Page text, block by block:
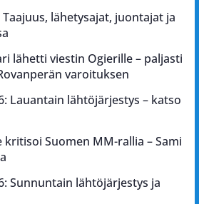
Taajuus, lähetysajat, juontajat ja
lähetti viestin Ogierille – paljasti
varoituksen
Lauantain lähtöjärjestys – katso
kritisoi Suomen MM-rallia – Sami
Sunnuntain lähtöjärjestys ja